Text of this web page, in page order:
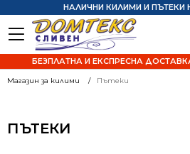
НАЛИЧНИ КИЛИМИ И ПЪТЕКИ
БЕЗПЛАТНА И ЕКСПРЕСНА
Магазин за килими Пътеки
ПЪТЕКИ